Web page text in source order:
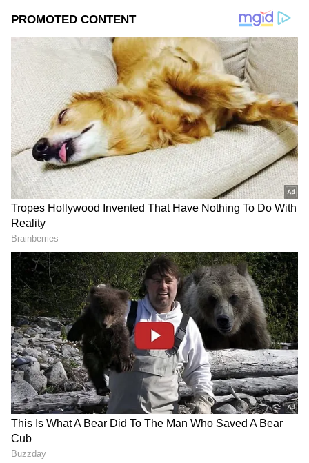
ಚುನಾವಣೆಯಲ್ಲಿ ಸ್ಪರ್ಧಿಸುವ ಯಾವುದೇ ಪಕ್ಷದ ಅಭ್ಯರ್ಥಿಗಳು
DOWNLOAD APP